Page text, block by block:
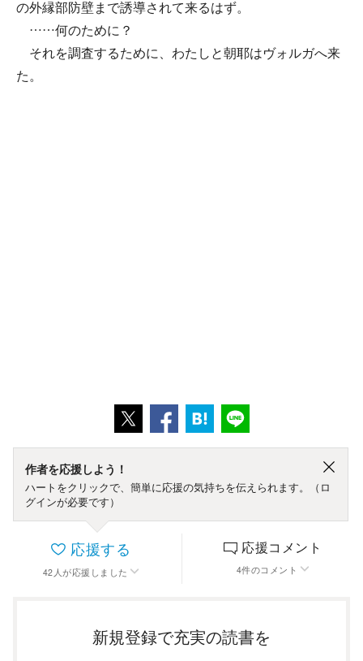
の外縁部防壁まで誘導されて来るはず。
……何のために？
それを調査するために、わたしと朝耶はヴォルガへ来
た。
作者を応援しよう！
ハートをクリックで、簡単に応援の気持ちを伝えられます。（ロ
グインが必要です）
応援する
42 人 が応援しました
応援コメント
4件のコメント
新規登録で充実の読書を